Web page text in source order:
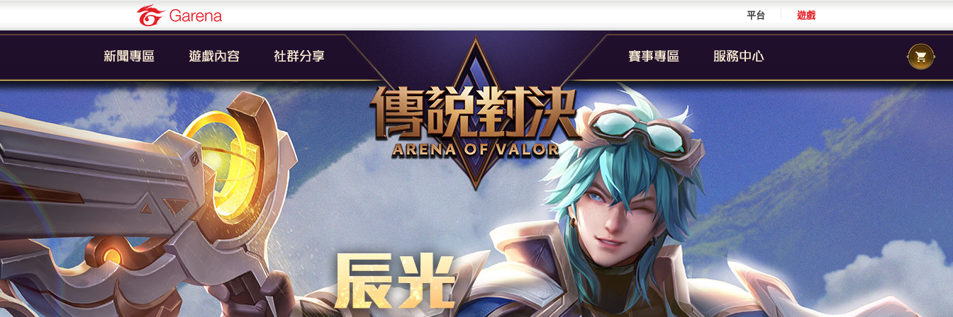
遊戲
平台
公告
活動
系統
賽事
教學
新手引導
遊戲簡介
英雄列表
裝備列表
奧義列表
挑戰者技能
官方粉絲團
YouTube
GCS 職業聯賽
傳說城市賽
校園傳說
ACS 校園聯賽
傳說國際賽
社群自辦賽事